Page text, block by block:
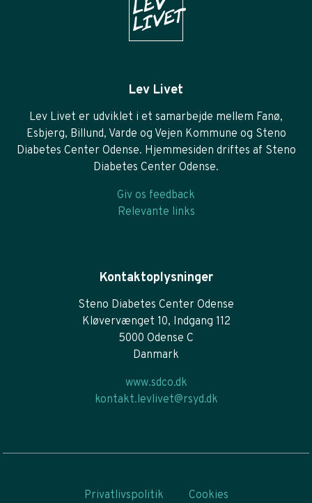
Lev Livet
Lev Livet er udviklet i et samarbejde mellem Fanø,
Esbjerg, Billund, Varde og Vejen Kommune og Steno
Diabetes Center Odense. Hjemmesiden driftes af Steno
Diabetes Center Odense.
Giv os feedback
Relevante links
Kontaktoplysninger
Steno Diabetes Center Odense
Kløvervænget 10, Indgang 112
5000 Odense C
Danmark
www.sdco.dk
kontakt.levlivet@rsyd.dk
Privatlivspolitik Cookies